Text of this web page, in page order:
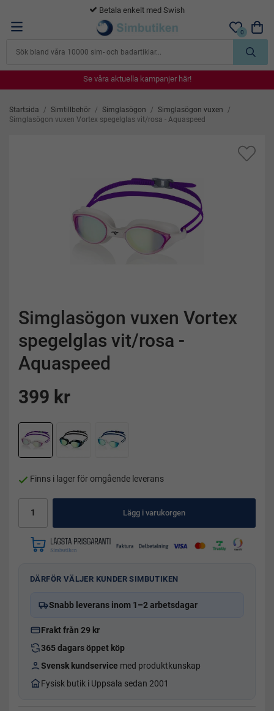
365 dagars öppet köp
0
Se våra aktuella kampanjer här!
Se våra aktuella kampanjer här!
Se våra aktuella kampanjer här!
Se våra aktuella kampanjer här!
Startsida / Simtillbehör / Simglasögon / Simglasögon vuxen
/
Simglasögon vuxen Vortex spegelglas vit/rosa - Aquaspeed
Simglasögon vuxen Vortex
spegelglas vit/rosa -
Aquaspeed
399 kr
Finns i lager för omgående leverans
Lägg i varukorgen
DÄRFÖR VÄLJER KUNDER SIMBUTIKEN
Snabb leverans inom 1–2 arbetsdagar
Frakt från 29 kr
365 dagars öppet köp
Svensk kundservice med produktkunskap
Fysisk butik i Uppsala sedan 2001